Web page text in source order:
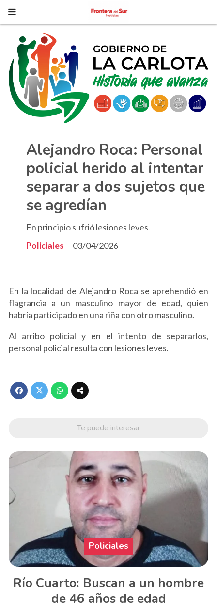
Alejandro Roca: Personal
policial herido al intentar
separar a dos sujetos que
se agredían
En principio sufrió lesiones leves.
Policiales
03/04/2026
En la localidad de Alejandro Roca se aprehendió en
flagrancia a un masculino mayor de edad, quien
habría participado en una riña con otro masculino.
Al arribo policial y en el intento de separarlos,
personal policial resulta con lesiones leves.
Te puede interesar
Río Cuarto: Buscan a un hombre
de 46 años de edad
Policiales